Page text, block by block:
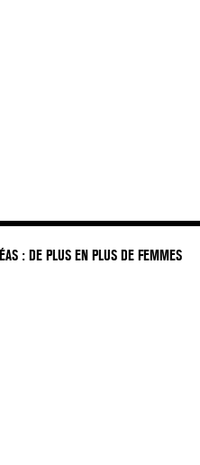
: DE PLUS EN PLUS DE FEMMES